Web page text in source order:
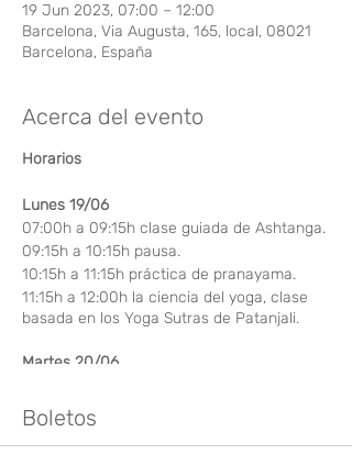
19 Jun 2023, 07:00 – 12:00
Barcelona, Via Augusta, 165, local, 08021
Barcelona, España
Acerca del evento
Horarios
Lunes 19/06
07:00h a 09:15h clase guiada de Ashtanga.
09:15h a 10:15h pausa.
10:15h a 11:15h práctica de pranayama.
11:15h a 12:00h la ciencia del yoga, clase
basada en los Yoga Sutras de Patanjali.
Martes 20/06
09:15h a 10:15h pausa.
10:15h a 11:15h práctica de pranayama.
Boletos